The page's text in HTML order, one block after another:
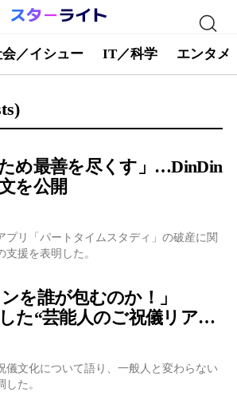
／イシュー IT／科学 エンタメ
ため最善を尽くす」…DinDin
を公開
プリ「パートタイムスタディ」の破産に関
支援を表明した。
ンを誰が包むのか！」
た“芸能人のご祝儀リアル
儀文化について語り、一般人と変わらない
た。